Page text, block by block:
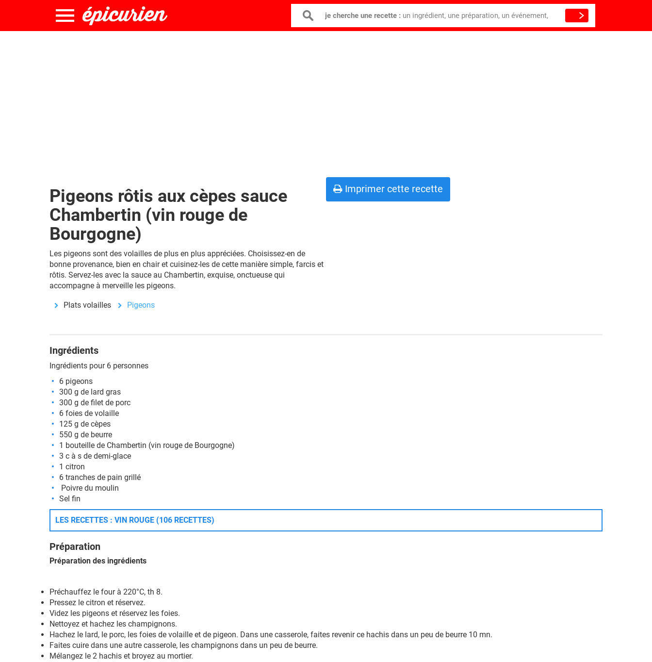
je cherche une recette : un ingrédient, une préparation, un événement,
Pigeons rôtis aux cèpes sauce
Chambertin (vin rouge de
Bourgogne)
Les pigeons sont des volailles de plus en plus appréciées. Choisissez-en de
bonne provenance, bien en chair et cuisinez-les de cette manière simple, farcis et
rôtis. Servez-les avec la sauce au Chambertin, exquise, onctueuse qui
accompagne à merveille les pigeons.
Plats volailles Pigeons
Imprimer cette recette
Ingrédients
Ingrédients pour 6 personnes
6 pigeons
300 g de lard gras
300 g de filet de porc
6 foies de volaille
125 g de cèpes
550 g de beurre
1 bouteille de Chambertin (vin rouge de Bourgogne)
3 c à s de demi-glace
1 citron
6 tranches de pain grillé
Poivre du moulin
Sel fin
LES RECETTES : VIN ROUGE (106 RECETTES)
Préparation
Préparation des ingrédients
Préchauffez le four à 220°C, th 8.
Pressez le citron et réservez.
Videz les pigeons et réservez les foies.
Nettoyez et hachez les champignons.
Hachez le lard, le porc, les foies de volaille et de pigeon. Dans une casserole, faites revenir ce hachis dans un peu de beurre 10 mn.
Faites cuire dans une autre casserole, les champignons dans un peu de beurre.
Mélangez le 2 hachis et broyez au mortier.